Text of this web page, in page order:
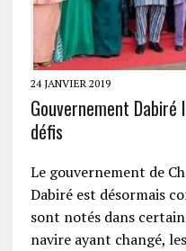
24 JANVIER 2019
Gouvernement Dabiré
défis
Le gouvernement de
Dabiré est désormais
sont notés dans
navire ayant changé,